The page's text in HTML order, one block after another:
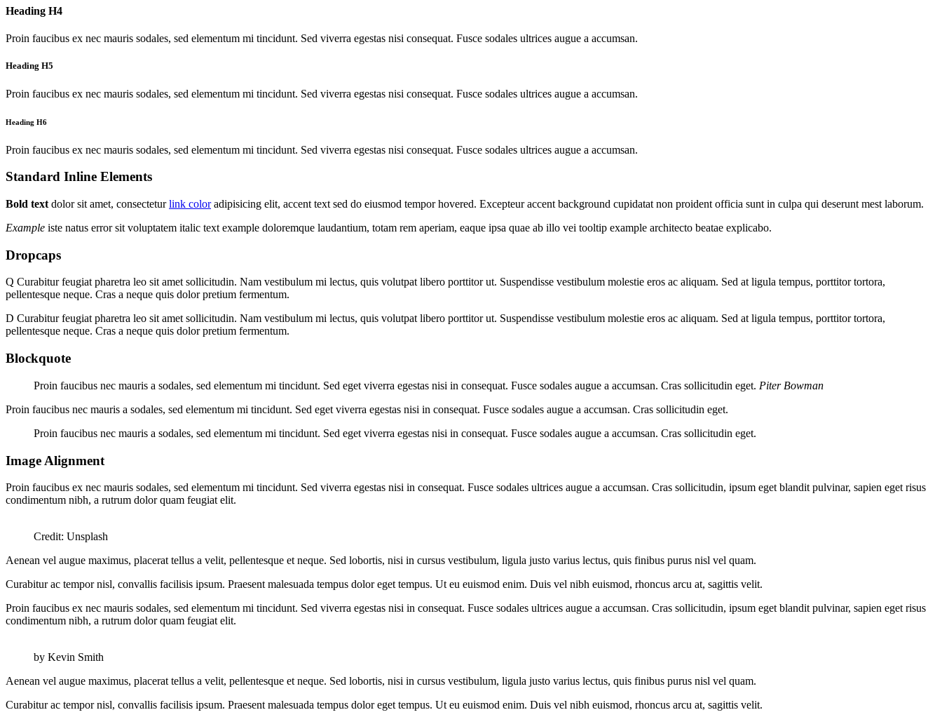
Heading H4
Proin faucibus ex nec mauris sodales, sed elementum mi tincidunt. Sed viverra egestas nisi consequat. Fusce sodales ultrices augue a accumsan.
Heading H5
Proin faucibus ex nec mauris sodales, sed elementum mi tincidunt. Sed viverra egestas nisi consequat. Fusce sodales ultrices augue a accumsan.
Heading H6
Proin faucibus ex nec mauris sodales, sed elementum mi tincidunt. Sed viverra egestas nisi consequat. Fusce sodales ultrices augue a accumsan.
Standard Inline Elements
Bold text dolor sit amet, consecteturlink coloradipisicing elit, accent text sed do eiusmod tempor hovered. Excepteuraccent background cupidatat non proident officia sunt in culpa qui deserunt mest laborum.
Example iste natus error sit voluptatem italic text example doloremque laudantium, totam rem aperiam, eaque ipsa quae ab illo vei tooltip example architecto beatae explicabo.
Dropcaps
Q Curabitur feugiat pharetra leo sit amet sollicitudin. Nam vestibulum mi lectus, quis volutpat libero porttitor ut. Suspendisse vestibulum molestie eros ac aliquam. Sed at ligula tempus, porttitor tortora,
pellentesque neque. Cras a neque quis dolor pretium fermentum.
D Curabitur feugiat pharetra leo sit amet sollicitudin. Nam vestibulum mi lectus, quis volutpat libero porttitor ut. Suspendisse vestibulum molestie eros ac aliquam. Sed at ligula tempus, porttitor tortora,
pellentesque neque. Cras a neque quis dolor pretium fermentum.
Blockquote
Proin faucibus nec mauris a sodales, sed elementum mi tincidunt. Sed eget viverra egestas nisi in consequat. Fusce sodales augue a accumsan. Cras sollicitudin eget. Piter Bowman
Proin faucibus nec mauris a sodales, sed elementum mi tincidunt. Sed eget viverra egestas nisi in consequat. Fusce sodales augue a accumsan. Cras sollicitudin eget.
Proin faucibus nec mauris a sodales, sed elementum mi tincidunt. Sed eget viverra egestas nisi in consequat. Fusce sodales augue a accumsan. Cras sollicitudin eget.
Image Alignment
Proin faucibus ex nec mauris sodales, sed elementum mi tincidunt. Sed viverra egestas nisi in consequat. Fusce sodales ultrices augue a accumsan. Cras sollicitudin, ipsum eget blandit pulvinar, sapien eget risus
condimentum nibh, a rutrum dolor quam feugiat elit.
Credit: Unsplash
Aenean vel augue maximus, placerat tellus a velit, pellentesque et neque. Sed lobortis, nisi in cursus vestibulum, ligula justo varius lectus, quis finibus purus nisl vel quam.
Curabitur ac tempor nisl, convallis facilisis ipsum. Praesent malesuada tempus dolor eget tempus. Ut eu euismod enim. Duis vel nibh euismod, rhoncus arcu at, sagittis velit.
Proin faucibus ex nec mauris sodales, sed elementum mi tincidunt. Sed viverra egestas nisi in consequat. Fusce sodales ultrices augue a accumsan. Cras sollicitudin, ipsum eget blandit pulvinar, sapien eget risus
condimentum nibh, a rutrum dolor quam feugiat elit.
by Kevin Smith
Aenean vel augue maximus, placerat tellus a velit, pellentesque et neque. Sed lobortis, nisi in cursus vestibulum, ligula justo varius lectus, quis finibus purus nisl vel quam.
Curabitur ac tempor nisl, convallis facilisis ipsum. Praesent malesuada tempus dolor eget tempus. Ut eu euismod enim. Duis vel nibh euismod, rhoncus arcu at, sagittis velit.